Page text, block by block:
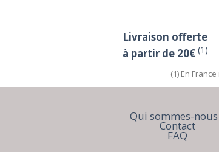
Livraison offerte
à partir de 20€ (1)
(1) En
Qui sommes-nous
Contact
FAQ